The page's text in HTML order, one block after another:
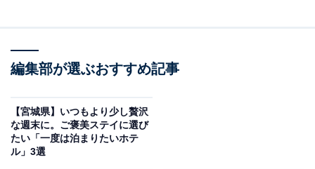
編集部が選ぶおすすめ記事
【宮城県】いつもより少し贅沢
な週末に。ご褒美ステイに選び
たい「一度は泊まりたいホテ
ル」3選